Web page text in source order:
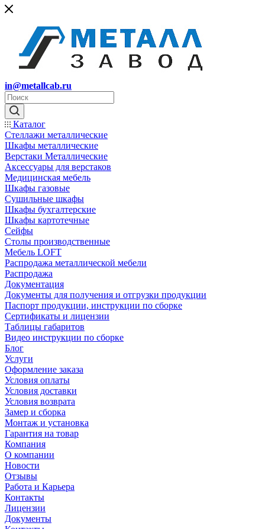
in@metallcab.ru
Каталог
Стеллажи металлические
Шкафы металлические
Верстаки Металлические
Аксессуары для верстаков
Медицинская мебель
Шкафы газовые
Сушильные шкафы
Шкафы бухгалтерские
Шкафы картотечные
Сейфы
Столы производственные
Мебель LOFT
Распродажа металлической мебели
Распродажа
Документация
Документы для получения и отгрузки продукции
Паспорт продукции, инструкции по сборке
Сертификаты и лицензии
Таблицы габаритов
Видео инструкции по сборке
Блог
Услуги
Оформление заказа
Условия оплаты
Условия доставки
Условия возврата
Замер и сборка
Монтаж и установка
Гарантия на товар
Компания
О компании
Новости
Отзывы
Работа и Карьера
Контакты
Лицензии
Документы